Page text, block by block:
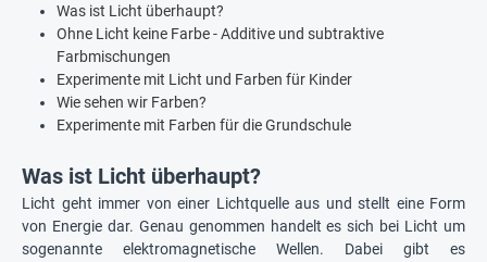
Was ist Licht überhaupt?
Ohne Licht keine Farbe - Additive und subtraktive
Farbmischungen
Experimente mit Licht und Farben für Kinder
Wie sehen wir Farben?
Experimente mit Farben für die Grundschule
Was ist Licht überhaupt?
Licht geht immer von einer Lichtquelle aus und stellt eine Form
von Energie dar. Genau genommen handelt es sich bei Licht um
sogenannte elektromagnetische Wellen. Dabei gibt es